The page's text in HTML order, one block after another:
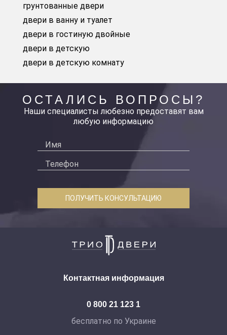
грунтованные двери
двери в ванну и туалет
двери в гостиную двойные
двери в детскую
двери в детскую комнату
ОСТАЛИСЬ ВОПРОСЫ?
Наши специалисты любезно предоставят вам
любую информацию
ПОЛУЧИТЬ КОНСУЛЬТАЦИЮ
Контактная информация
0 800 21 123 1
бесплатно по Украине